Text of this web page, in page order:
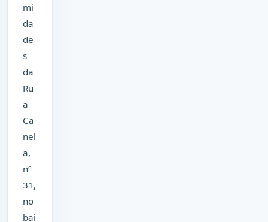
mi
da
de
s
da
Ru
a
Ca
nel
a,
nº
31,
no
bai